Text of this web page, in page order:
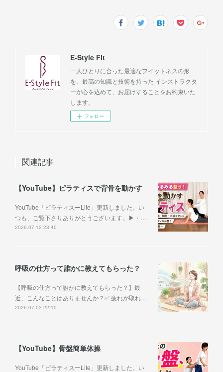
E-Style Fit
一人ひとりに合った最適なフイットネスの形
を、最高の知識と技術を持った インストラクタ
ーが心を込めて、お届けすることをお約束いた
します。
フォロー
関連記事
【YouTube】ピラティスで背骨を動かす
YouTube「ピラティスーLife」更新しました。い
つも、ご覧下さりありがとうございます。▶︎・…
2026.07.12 23:40
呼吸の仕方って誰かに教えてもらった？
【呼吸の仕方って誰かに教えてもらった？】最
近、こんなことはありませんか？✅ 疲れが取れ…
2026.07.02 22:10
【YouTube】骨盤簡単体操
YouTube「ピラティスーLife」更新しました。い